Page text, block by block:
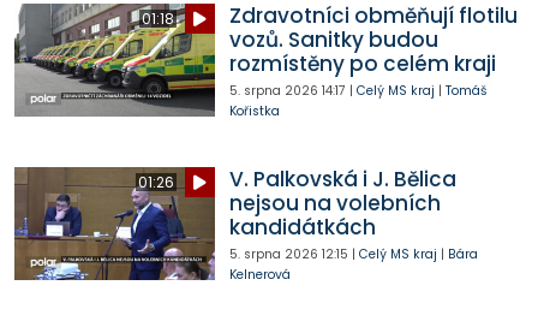
01:18
Zdravotníci obměňují flotilu
vozů. Sanitky budou
rozmístěny po celém kraji
5. srpna 2026 14:17 | Celý MS kraj | Tomáš
Kořistka
01:26
V. Palkovská i J. Bělica
nejsou na volebních
kandidátkách
5. srpna 2026 12:15 | Celý MS kraj | Bára
Kelnerová